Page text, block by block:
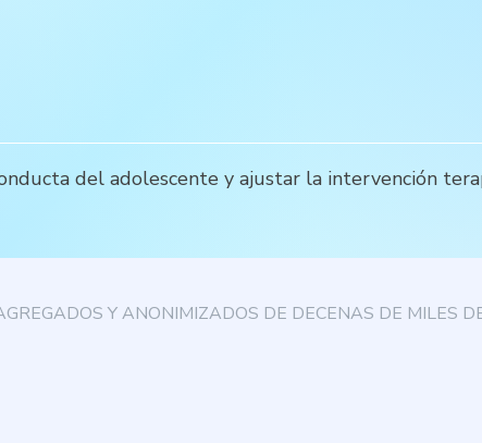
del adolescente y ajustar la intervención
Y ANONIMIZADOS DE DECENAS DE MILES